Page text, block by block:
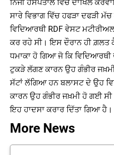
ਨਿੱਜੀ ਹਸਪਤਾਲ ਵਿੱਚ ਦਾਖਿਲ
ਸਾਰੇ ਵਿਭਾਗ ਵਿੱਚ ਹਫੜਾ ਦਫੜੀ
ਵਿਦਿਆਰਥੀ RDF ਵੇਸਟ
ਕਰ ਰਹੇ ਸੀ। ਇਸ ਦੌਰਾਨ ਹੀ ਗ਼ਲਤ
ਧਮਾਕਾ ਹੋ ਗਿਆ ਜੋ ਕਿ
ਟੁਕੜੇ ਲੱਗਣ ਕਾਰਨ ਉਹ ਗੰਭੀਰ
ਸੱਟਾਂ ਲੱਗਿਆ ਹਨ ਬਲਾਸਟ ਦੇ ਉਹ
ਕਾਰਨ ਉਹ ਗੰਭੀਰ ਜਖ਼ਮੀ ਹੋ ਗਈ
ਇਹ ਹਾਦਸਾ ਕਰਾਰ ਦਿੱਤਾ ਗਿਆ ਹੈ।
More News